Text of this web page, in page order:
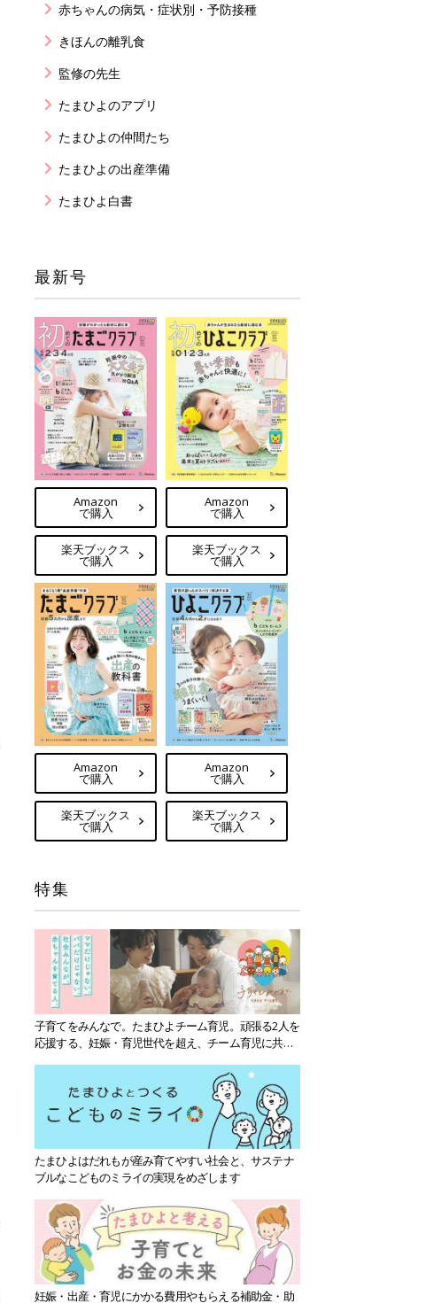
赤ちゃんの病気・症状別・予防接種
きほんの離乳食
監修の先生
たまひよのアプリ
たまひよの仲間たち
たまひよの出産準備
たまひよ白書
最新号
Amazon
で購入
楽天ブックス
で購入
Amazon
で購入
楽天ブックス
で購入
Amazon
で購入
楽天ブックス
で購入
Amazon
で購入
楽天ブックス
で購入
特集
子育てをみんなで。たまひよチーム育児。頑張る2人を
応援する、妊娠・育児世代を超え、チーム育児に共感
たまひよはだれもが産み育てやすい社会と、サステナ
ブルなこどものミライの実現をめざします
妊娠・出産・育児にかかる費用やもらえる補助金・助